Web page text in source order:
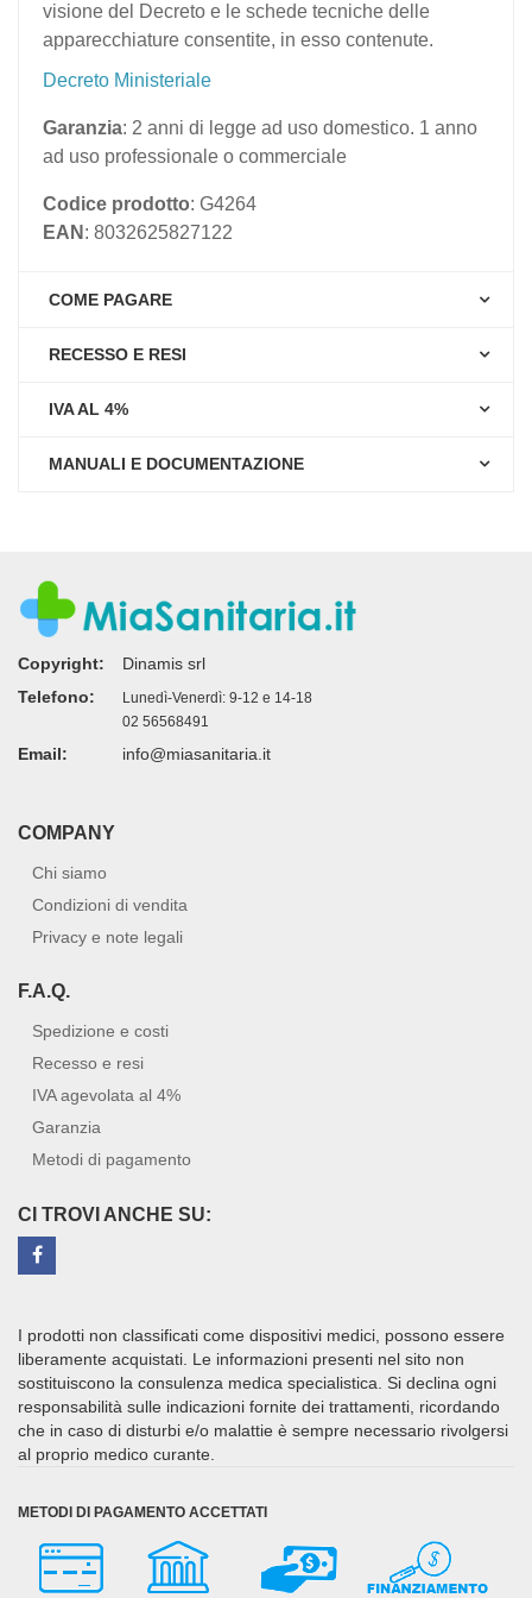
visione del Decreto e le schede tecniche delle
apparecchiature consentite, in esso contenute.
Decreto Ministeriale
Garanzia: 2 anni di legge ad uso domestico. 1 anno
ad uso professionale o commerciale
Codice prodotto: G4264
EAN : 8032625827122
COME PAGARE
RECESSO E RESI
IVA AL 4%
MANUALI E DOCUMENTAZIONE
Copyright:
Dinamis srl
Telefono:
Lunedì-Venerdì: 9-12 e 14-18
02 56568491
Email: info@miasanitaria.it
COMPANY
Chi siamo
Condizioni di vendita
Privacy e note legali
F.A.Q.
Spedizione e costi
Recesso e resi
IVA agevolata al 4%
Garanzia
Metodi di pagamento
CI TROVI ANCHE SU:
I prodotti non classificati come dispositivi medici, possono essere
liberamente acquistati. Le informazioni presenti nel sito non
sostituiscono la consulenza medica specialistica. Si declina ogni
responsabilità sulle indicazioni fornite dei trattamenti, ricordando
che in caso di disturbi e/o malattie è sempre necessario rivolgersi
al proprio medico curante.
METODI DI PAGAMENTO ACCETTATI